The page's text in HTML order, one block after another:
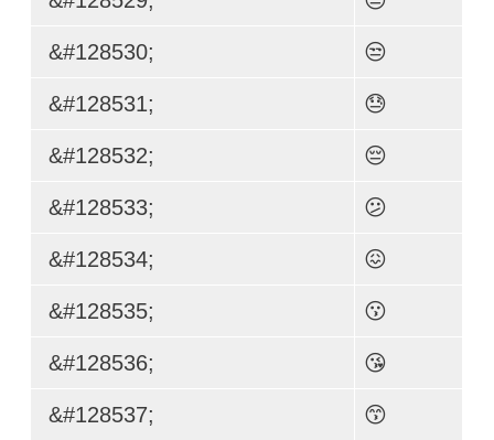
&#128530; 😒
&#128531; 😓
&#128532; 😔
&#128533; 😕
&#128534; 😖
&#128535; 😗
&#128536; 😘
&#128537; 😙